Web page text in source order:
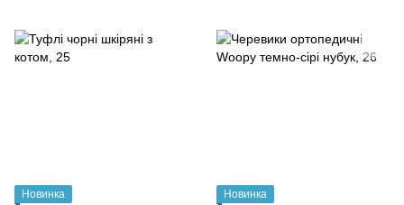
Новинка Новинка